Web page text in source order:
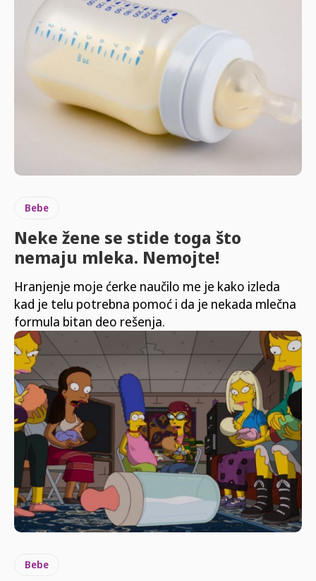
Bebe
Neke žene se stide toga što
nemaju mleka. Nemojte!
Hranjenje moje ćerke naučilo me je kako izleda
kad je telu potrebna pomoć i da je nekada mlečna
formula bitan deo rešenja.
Bebe